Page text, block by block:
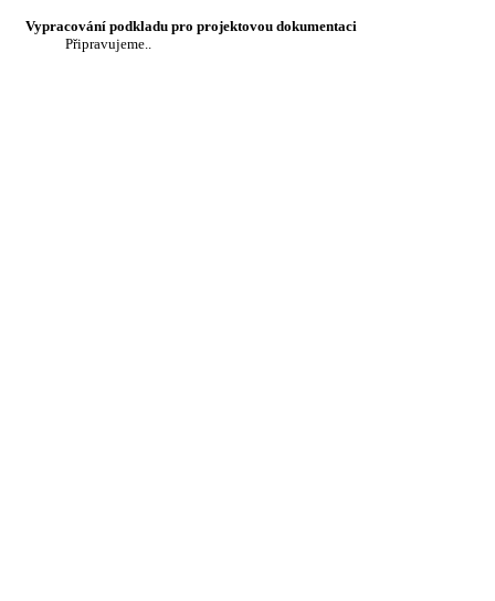
Vypracování podkladu pro projektovou dokumentaci
Připravujeme..